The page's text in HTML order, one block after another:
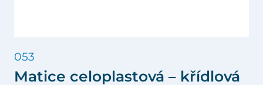
053
Matice celoplastová – křídlová